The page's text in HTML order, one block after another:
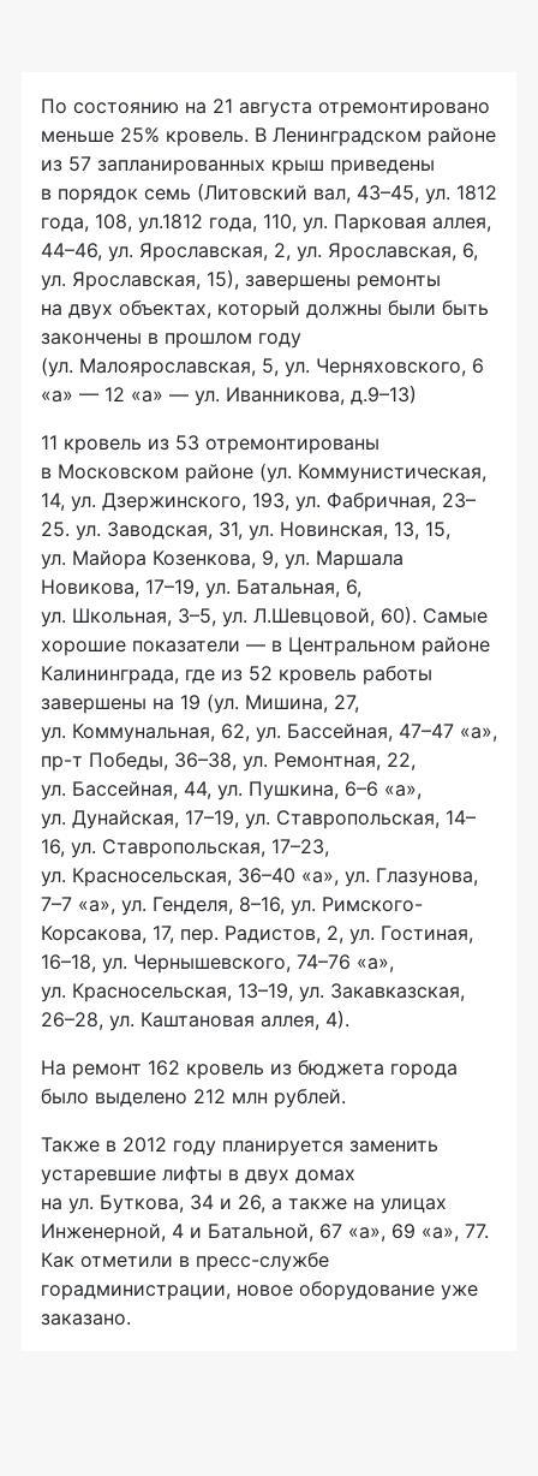
По состоянию на 21 августа отремонтировано
меньше 25% кровель. В Ленинградском районе
из 57 запланированных крыш приведены
в порядок семь (Литовский вал, 43–45, ул. 1812
года, 108, ул.1812 года, 110, ул. Парковая аллея,
44–46, ул. Ярославская, 2, ул. Ярославская, 6,
ул. Ярославская, 15), завершены ремонты
на двух объектах, который должны были быть
закончены в прошлом году
(ул. Малоярославская, 5, ул. Черняховского, 6
«а» — 12 «а» — ул. Иванникова, д.9–13)
11 кровель из 53 отремонтированы
в Московском районе (ул. Коммунистическая,
14, ул. Дзержинского, 193, ул. Фабричная, 23–
25. ул. Заводская, 31, ул. Новинская, 13, 15,
ул. Майора Козенкова, 9, ул. Маршала
Новикова, 17–19, ул. Батальная, 6,
ул. Школьная, 3–5, ул. Л.Шевцовой, 60). Самые
хорошие показатели — в Центральном районе
Калининграда, где из 52 кровель работы
завершены на 19 (ул. Мишина, 27,
ул. Коммунальная, 62, ул. Бассейная, 47–47 «а»,
пр-т Победы, 36–38, ул. Ремонтная, 22,
ул. Бассейная, 44, ул. Пушкина, 6–6 «а»,
ул. Дунайская, 17–19, ул. Ставропольская, 14–
16, ул. Ставропольская, 17–23,
ул. Красносельская, 36–40 «а», ул. Глазунова,
7–7 «а», ул. Генделя, 8–16, ул. Римского-
Корсакова, 17, пер. Радистов, 2, ул. Гостиная,
16–18, ул. Чернышевского, 74–76 «а»,
ул. Красносельская, 13–19, ул. Закавказская,
26–28, ул. Каштановая аллея, 4).
На ремонт 162 кровель из бюджета города
было выделено 212 млн рублей.
Также в 2012 году планируется заменить
устаревшие лифты в двух домах
на ул. Буткова, 34 и 26, а также на улицах
Инженерной, 4 и Батальной, 67 «а», 69 «а», 77.
Как отметили в пресс-службе
горадминистрации, новое оборудование уже
заказано.